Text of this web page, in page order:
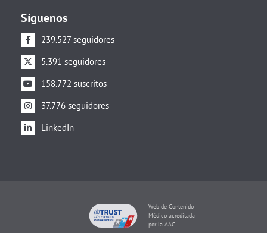
Síguenos
239.527 seguidores
5.391 seguidores
158.772 suscritos
37.776 seguidores
LinkedIn
Web de Contenido
Médico acreditada
por la AACI